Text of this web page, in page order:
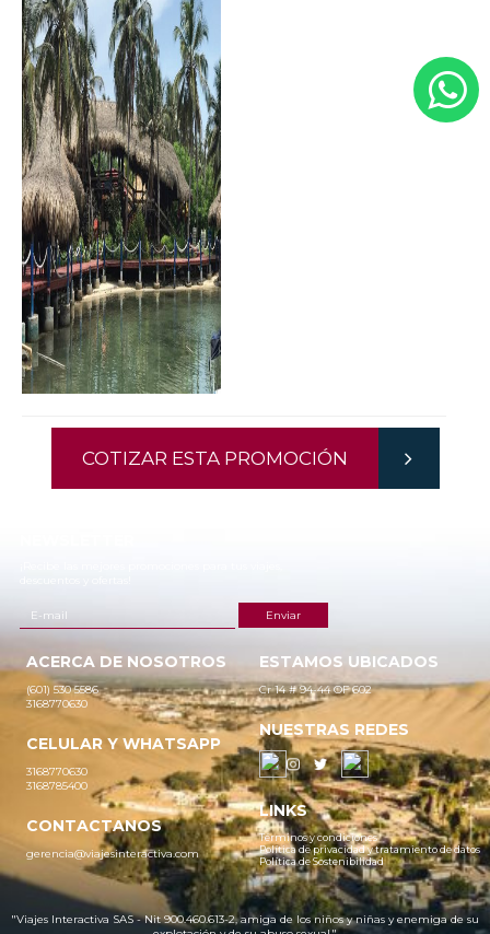
COTIZAR ESTA PROMOCIÓN
ACERCA DE NOSOTROS
(601) 530 5586
3168770630
CELULAR Y WHATSAPP
3168770630
3168785400
CONTACTANOS
gerencia@viajesinteractiva.com
ESTAMOS UBICADOS
Cr 14 # 94-44 OF 602
NUESTRAS REDES
LINKS
Términos y condiciones
Política de privacidad y tratamiento de datos
Política de Sostenibilidad
"Viajes Interactiva SAS - Nit 900.460.613-2, amiga de los niños y niñas y enemiga de su